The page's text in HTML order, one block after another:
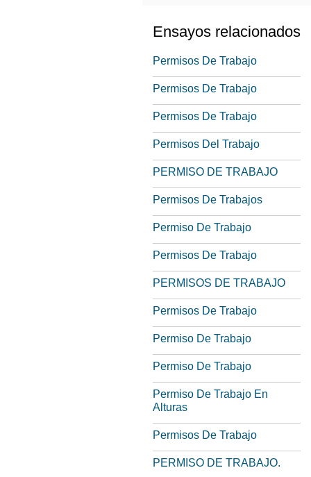
Ensayos relacionados
Permisos De Trabajo
Permisos De Trabajo
Permisos De Trabajo
Permisos Del Trabajo
PERMISO DE TRABAJO
Permisos De Trabajos
Permiso De Trabajo
Permisos De Trabajo
PERMISOS DE TRABAJO
Permisos De Trabajo
Permiso De Trabajo
Permiso De Trabajo
Permiso De Trabajo En
Alturas
Permisos De Trabajo
PERMISO DE TRABAJO.